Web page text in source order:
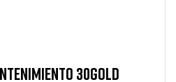
30GOLD